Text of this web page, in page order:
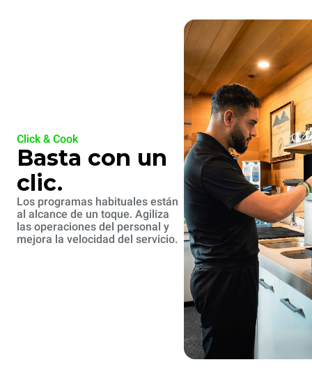
Click & Cook
Basta con un
clic.
Los programas habituales están
al alcance de un toque. Agiliza
las operaciones del personal y
mejora la velocidad del servicio.